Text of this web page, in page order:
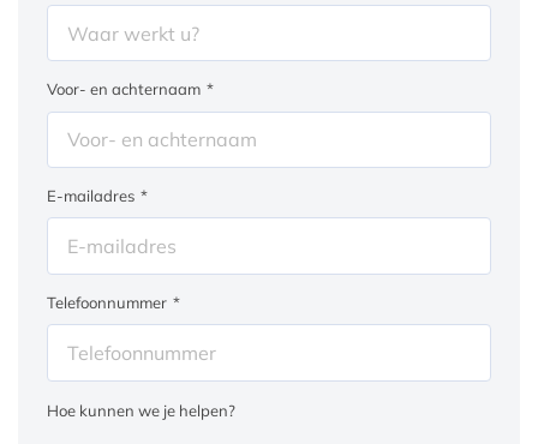
Voor- en achternaam *
E-mailadres *
Telefoonnummer *
Hoe kunnen we je helpen?